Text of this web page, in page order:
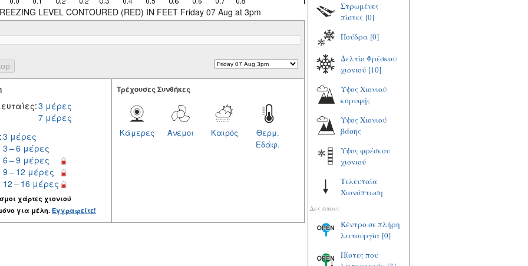
LEVEL CONTOURED (RED) IN FEET Friday 07 Aug at 3pm
3 μέρες
7 μέρες
3 μέρες
3 – 6 μέρες
6 – 9 μέρες
9 – 12 μέρες
12 – 16 μέρες
χάρτες χιονιού
για μέλη. Εγγραφείτε!
Tρέχουσες Συνθήκες
Θερμ.
Εδάφ.
Καιρός
Ανεμοι
Κάμερες
Στρωμένες
πίστες [0]
Πούδρα [0]
Δελτίο Φρέσκου
χιονιού [10]
Υψος Χιονιού
κορυφής
Υψος Χιονιού
βάσης
Υψος φρέσκου
χιονιού
Τελευταία
Χιονόπτωση
Δες όπου:
Κέντρο σε πλήρη
λειτουργία [0]
Πίστες που